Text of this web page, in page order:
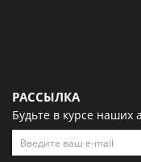
РАССЫЛКА
Будьте в курсе наших